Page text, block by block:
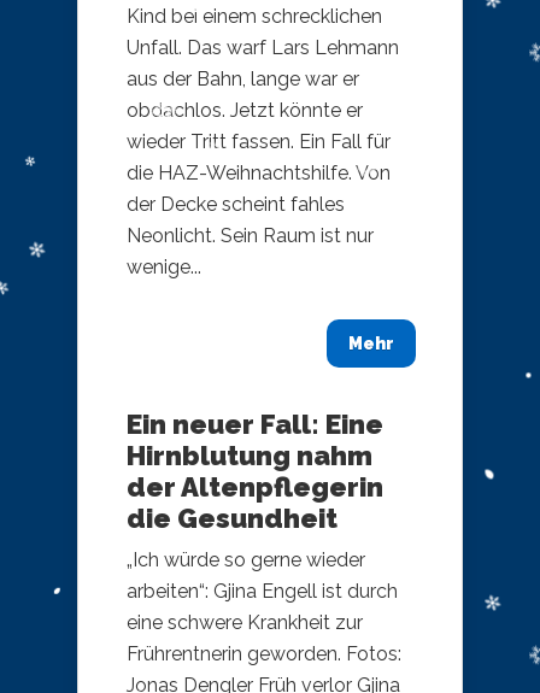
Kind bei einem schrecklichen
Unfall. Das warf Lars Lehmann
aus der Bahn, lange war er
obdachlos. Jetzt könnte er
wieder Tritt fassen. Ein Fall für
die HAZ-Weihnachtshilfe. Von
der Decke scheint fahles
Neonlicht. Sein Raum ist nur
wenige...
Mehr
Ein neuer Fall: Eine
Hirnblutung nahm
der Altenpflegerin
die Gesundheit
„Ich würde so gerne wieder
arbeiten“: Gjina Engell ist durch
eine schwere Krankheit zur
Frührentnerin geworden. Fotos:
Jonas Dengler Früh verlor Gjina